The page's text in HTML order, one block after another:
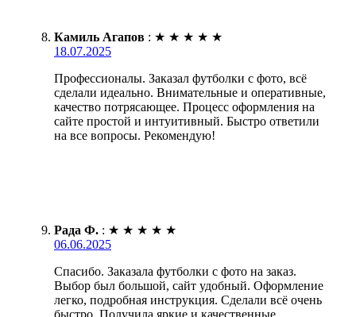
Камиль Агапов : ★ ★ ★ ★ ★
18.07.2025
Профессионалы. Заказал футболки с фото, всё
сделали идеально. Внимательные и оперативные,
качество потрясающее. Процесс оформления на
сайте простой и интуитивный. Быстро ответили
на все вопросы. Рекомендую!
Рада Ф. : ★ ★ ★ ★ ★
06.06.2025
Спасибо. Заказала футболки с фото на заказ.
Выбор был большой, сайт удобный. Оформление
легко, подробная инструкция. Сделали всё очень
быстро. Получила яркие и качественные